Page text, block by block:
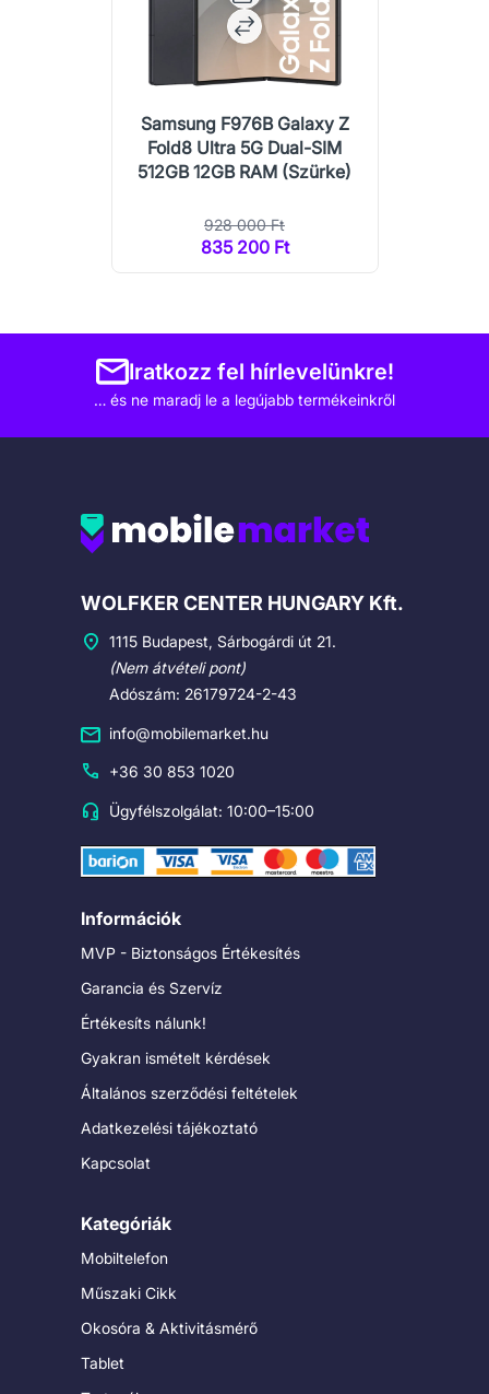
Samsung F976B Galaxy Z
Fold8 Ultra 5G Dual-SIM
512GB 12GB RAM (Szürke)
928 000 Ft
835 200 Ft
Iratkozz fel hírlevelünkre!
… és ne maradj le a legújabb termékeinkről
Cégadatok
WOLFKER CENTER HUNGARY Kft.
1115 Budapest, Sárbogárdi út 21.
(Nem átvételi pont)
Adószám: 26179724-2-43
info@mobilemarket.hu
+36 30 853 1020
Ügyfélszolgálat: 10:00–15:00
Információk
MVP - Biztonságos Értékesítés
Garancia és Szervíz
Értékesíts nálunk!
Gyakran ismételt kérdések
Általános szerződési feltételek
Adatkezelési tájékoztató
Kapcsolat
Kategóriák
Mobiltelefon
Műszaki Cikk
Okosóra & Aktivitásmérő
Tablet